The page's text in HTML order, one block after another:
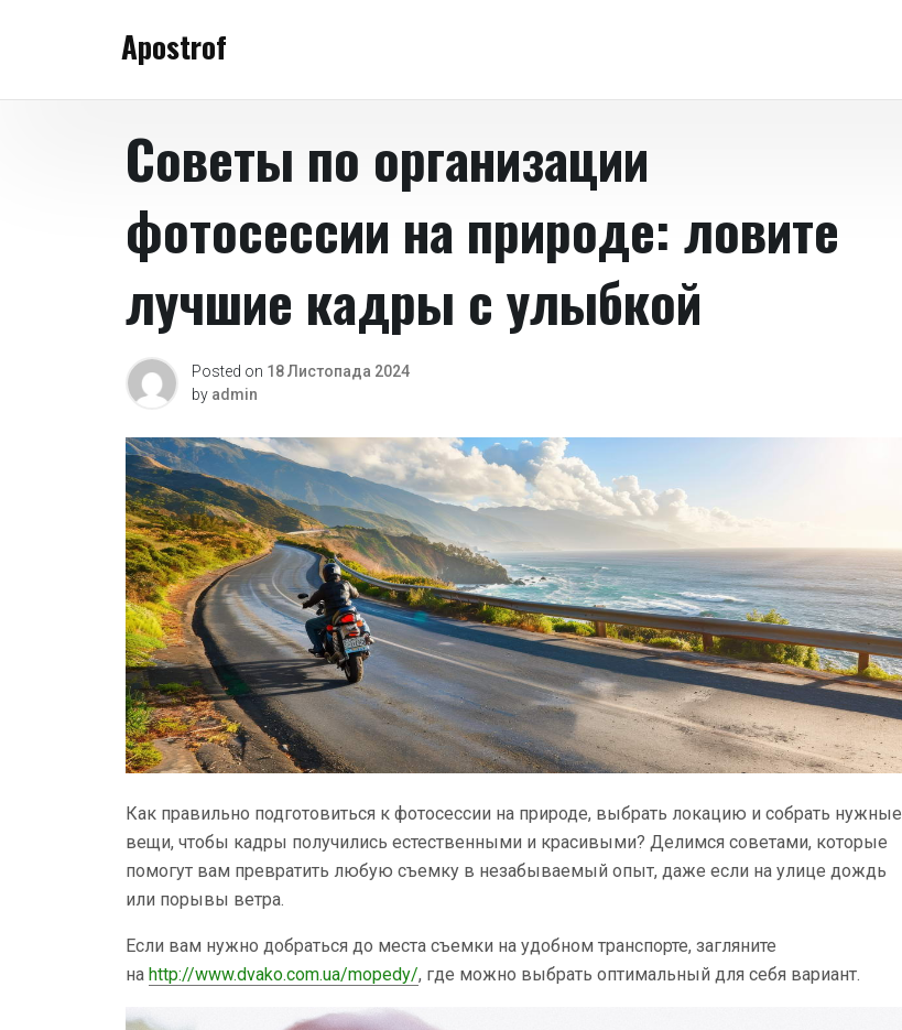
Apostrof
Советы по организации
фотосессии на природе: ловите
лучшие кадры с улыбкой
Posted on 18 Листопада 2024
by admin
Как правильно подготовиться к фотосессии на природе, выбрать локацию и собрать нужные
вещи, чтобы кадры получились естественными и красивыми? Делимся советами, которые
помогут вам превратить любую съемку в незабываемый опыт, даже если на улице дождь
или порывы ветра.
Если вам нужно добраться до места съемки на удобном транспорте, загляните
на http://www.dvako.com.ua/mopedy/, где можно выбрать оптимальный для себя вариант.